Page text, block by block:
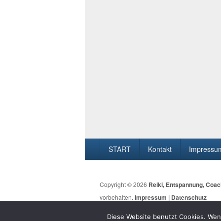
START Kontakt
Copyright © 2026 Reiki, Entspannung,
vorbehalten. Impressum | Datenschutz
Diese Website benutzt Cookies.